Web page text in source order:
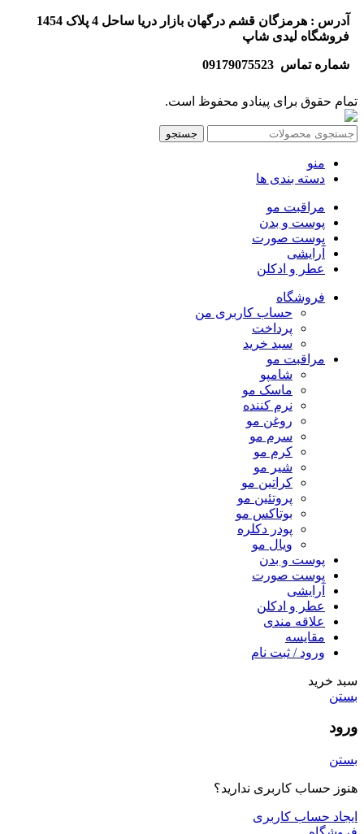
آدرس : هرمزگان قشم درگهان بازار دریا ساحل 4 پلاک 1454
فروشگاه لیدی شاپ
شماره تماس 09179075523
تمام حقوق برای پینادو محفوظ است.
جستجو
منو
دسته بندی ها
مراقبت مو
پوست و بدن
پوست صورت
آرایشی
عطر و ادکلن
فروشگاه
حساب کاربری من
پرداخت
سبد خرید
مراقبت مو
شامپو
ماسک مو
نرم کننده
روغن مو
سرم مو
کرم مو
شیر مو
کراتین مو
پروتئین مو
بوتاکس مو
پودر دکلره
ویال مو
پوست و بدن
پوست صورت
آرایشی
عطر و ادکلن
علاقه مندی
مقایسه
ورود / ثبت نام
سبد خرید
بستن
ورود
بستن
هنوز حساب کاربری ندارید؟
ایجاد حساب کاربری